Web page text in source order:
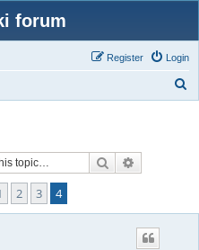
forum
Login
Register
Search
2 3 4